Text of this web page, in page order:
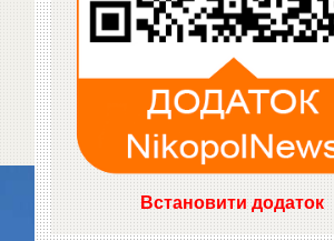
Встановити додаток